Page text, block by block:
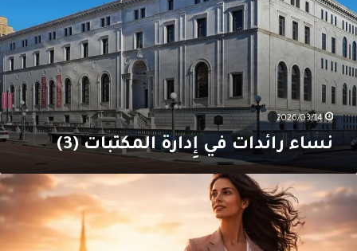
المكتبات
(3)
2026/03/14
نساء رائدات في إِدارة المكتبات (3)
معنى
للقيادة: